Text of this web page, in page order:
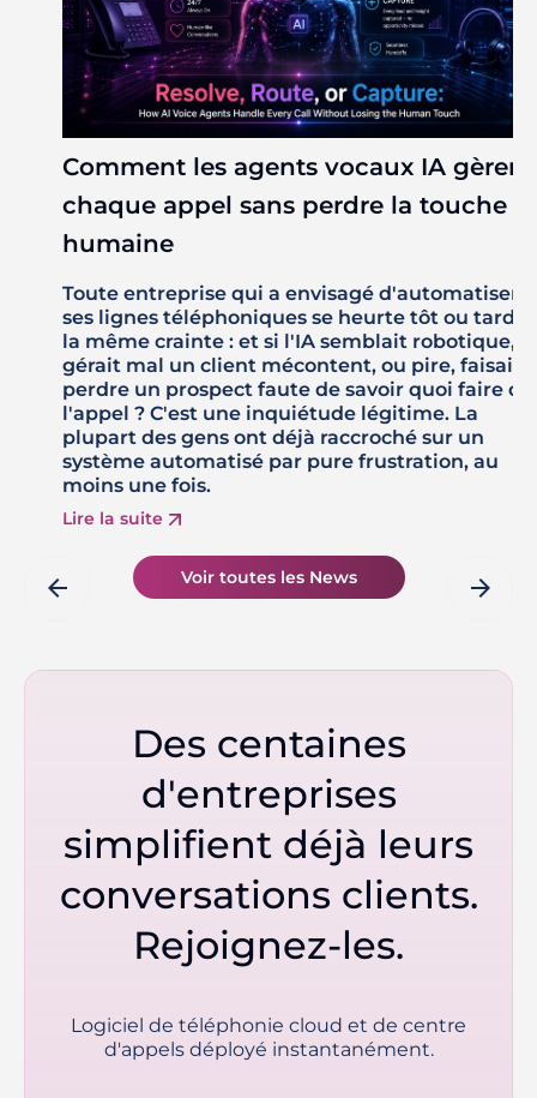
Comment les agents vocaux IA gèrent
chaque appel sans perdre la touche
humaine
Toute entreprise qui a envisagé d'automatiser
ses lignes téléphoniques se heurte tôt ou tard à
la même crainte : et si l'IA semblait robotique,
gérait mal un client mécontent, ou pire, faisait
perdre un prospect faute de savoir quoi faire de
l'appel ? C'est une inquiétude légitime. La
plupart des gens ont déjà raccroché sur un
système automatisé par pure frustration, au
moins une fois.
Lire la suite
arrow_back Voir toutes les News arrow_forward
Des centaines
d'entreprises
simplifient déjà leurs
conversations clients.
Rejoignez-les.
Logiciel de téléphonie cloud et de centre
d'appels déployé instantanément.